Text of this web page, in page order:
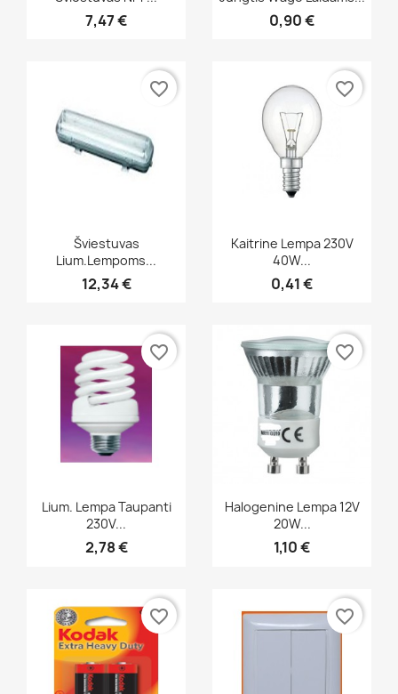
7,47 € 0,90 €
Greita peržiūra
Šviestuvas
Lium.lempoms...
12,34 €
favorite_border
Greita peržiūra
Kaitrine Lempa 230V
40W...
0,41 €
favorite_border
Greita peržiūra
Lium. Lempa Taupanti
230V...
2,78 €
favorite_border
Greita peržiūra
Halogenine Lempa 12V
20W...
1,10 €
favorite_border
favorite_border favorite_border